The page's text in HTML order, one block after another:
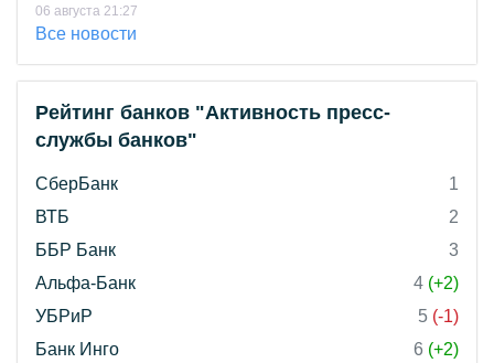
06 августа 21:27
Все новости
Рейтинг банков "Активность пресс-
службы банков"
СберБанк
1
ВТБ
2
ББР Банк
3
Альфа-Банк
4 (+2)
УБРиР
5 (-1)
Банк Инго
6 (+2)